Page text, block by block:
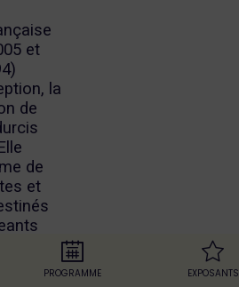
et
la
de
de
et
la
PROGRAMME EXPOSANTS